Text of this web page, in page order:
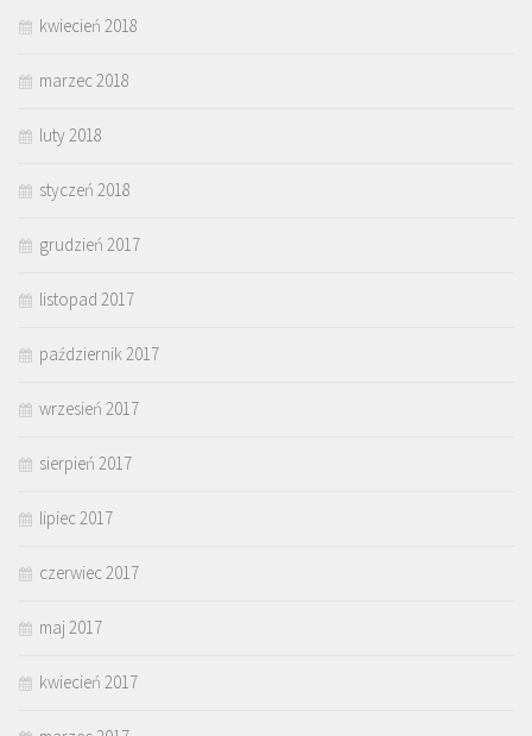
kwiecień 2018
marzec 2018
luty 2018
styczeń 2018
grudzień 2017
listopad 2017
październik 2017
wrzesień 2017
sierpień 2017
lipiec 2017
czerwiec 2017
maj 2017
kwiecień 2017